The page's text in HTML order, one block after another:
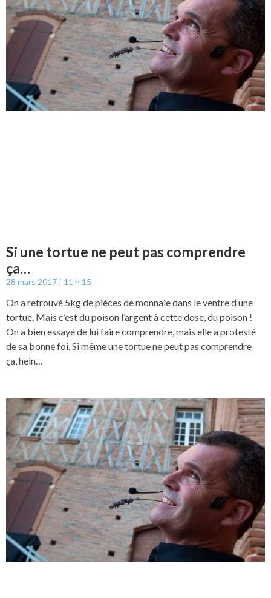
Si une tortue ne peut pas comprendre
ça…
28 mars 2017 11 h 15
On a retrouvé 5kg de pièces de monnaie dans le ventre d’une
tortue. Mais c’est du poison l’argent à cette dose, du poison !
On a bien essayé de lui faire comprendre, mais elle a protesté
de sa bonne foi. Si même une tortue ne peut pas comprendre
ça, hein…